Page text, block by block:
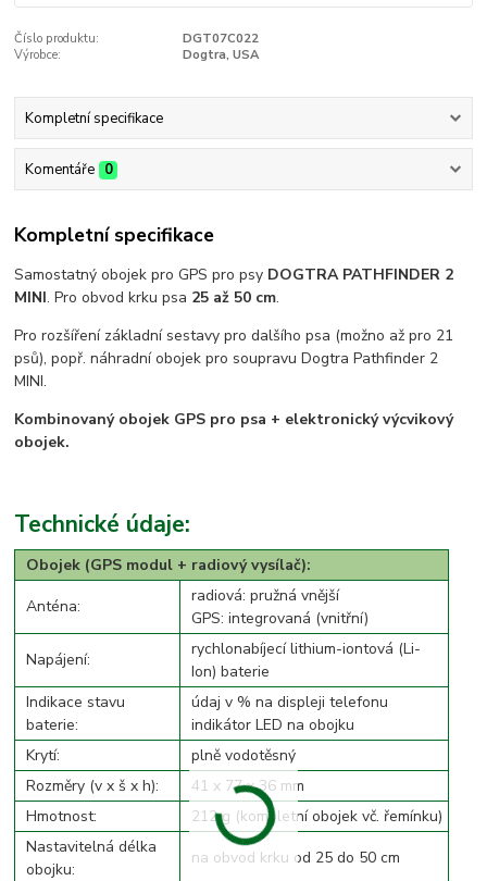
Číslo produktu:
DGT07C022
Výrobce:
Dogtra, USA
Kompletní specifikace
Komentáře 0
Kompletní specifikace
Samostatný obojek pro GPS pro psy DOGTRA PATHFINDER 2
MINI. Pro obvod krku psa 25 až 50 cm.
Pro rozšíření základní sestavy pro dalšího psa (možno až pro 21
psů), popř. náhradní obojek pro soupravu Dogtra Pathfinder 2
MINI.
Kombinovaný obojek GPS pro psa + elektronický výcvikový
obojek.
Technické údaje:
Obojek (GPS modul + radiový vysílač):
Anténa:
radiová: pružná vnější
GPS: integrovaná (vnitřní)
Napájení:
rychlonabíjecí lithium-iontová (Li-
Ion) baterie
Indikace stavu
baterie:
údaj v % na displeji telefonu
indikátor LED na obojku
Krytí:
plně vodotěsný
Rozměry (v x š x h):
41 x 77 x 36 mm
Hmotnost:
212 g (kompletní obojek vč. řemínku)
Nastavitelná délka
obojku:
na obvod krku od 25 do 50 cm